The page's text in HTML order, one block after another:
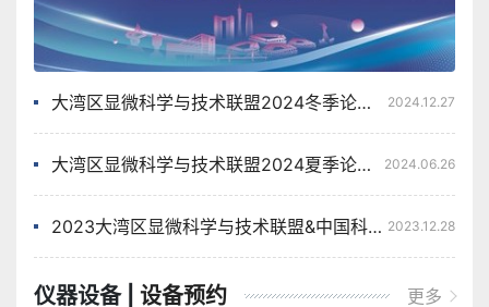
大湾区显微科学与技术联盟2024冬季论坛暨近使役条件下材料结构基础学术研讨会成功举办 2024.12.27
大湾区显微科学与技术联盟2024夏季论坛成功举办 2024.06.26
2023大湾区显微科学与技术联盟&中国科学院电镜技术联盟第二届学术与技术研讨会成功召开 2023.12.28
仪器设备 | 设备预约 更多